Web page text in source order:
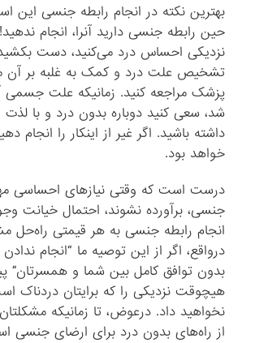
بهترین نکته در انجام رابطه‌ جنسی این
حین رابطه‌ جنسی دارید آنرا، انجام
نزدیکی احساس درد می‌کنید، دست
تشخیص علت درد و کمک به غلبه بر آن
پزشک مراجعه کنید. زمانیکه علت جسمی
شد، سعی کنید دوباره بدون درد و با
داشته باشید. اگر غیر از اینکار را انجام
خواهد بود.
درست است که وقتی نیازهای احساسی
جنسی، برآورده نشوند، احتمال خیانت
انجام رابطه‌ جنسی به هر قیمتی
درواقع، اگر از این توصیه ما “انجام
بدون توافق کامل بین شما و همسرتان”
هیچوقت نزدیکی را که برایتان دردناک
نخواهید داد. درعوض، تا زمانیکه
از راه‌های بدون درد برای ارضای جنسی